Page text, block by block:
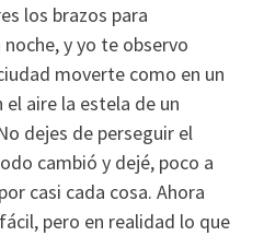
los brazos para
y yo te observo
moverte como en un
aire la estela de un
dejes de perseguir el
cambió y dejé, poco a
casi cada cosa. Ahora
pero en realidad lo que